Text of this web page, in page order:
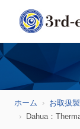
ホーム
お取扱
Dahua：